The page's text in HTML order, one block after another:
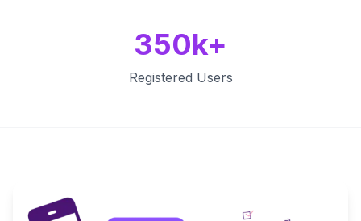
350k+
Registered Users